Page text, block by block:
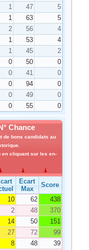
1 47
5
1 63
5
2 56
4
1 53
4
1 45
2
0 50
0
0 41
0
0 94
0
0 49
0
0 55 0
Chance
de bons candidats au
en cliquant sur les en-
Ecart
Max
Score
10 62
438
2 48
370
14 50
151
27 72
99
8 48
39